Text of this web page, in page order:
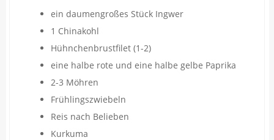
ein daumengroßes Stück Ingwer
1 Chinakohl
Hühnchenbrustfilet (1-2)
eine halbe rote und eine halbe gelbe Paprika
2-3 Möhren
Frühlingszwiebeln
Reis nach Belieben
Kurkuma